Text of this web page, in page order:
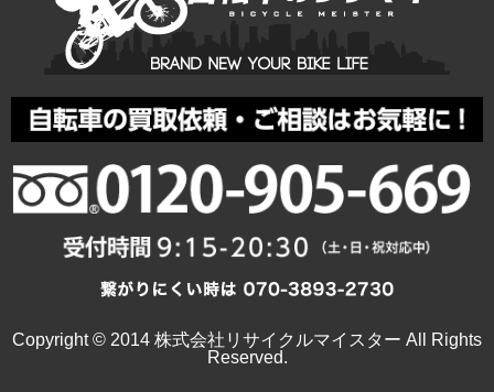
Copyright © 2014 株式会社リサイクルマイスター All Rights
Reserved.